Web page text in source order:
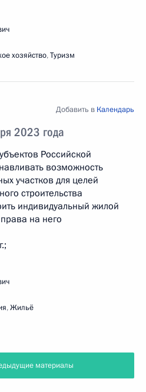
хозяйство,Туризм
2023 года
Добавить в Календарь
Российской
возможность
участков для целей
строительства
индивидуальный жилой
на него
,Жильё
материалы